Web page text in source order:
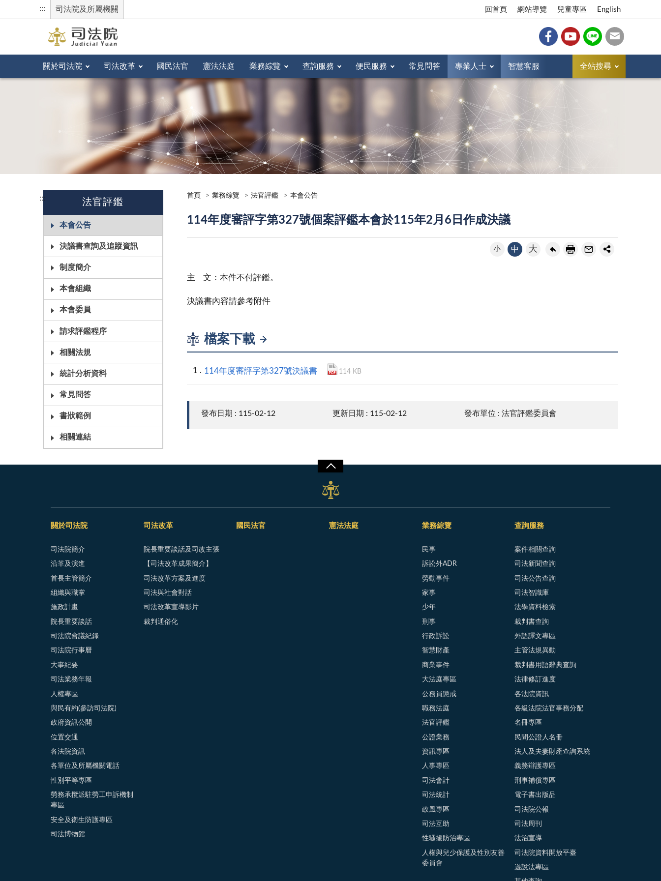
::: 司法院及所屬機關 回首頁 網站導覽 兒童專區 English
關於司法院 司法改革 國民法官 憲法法庭 業務綜覽 查詢服務 便民服務 常見問答 專業人士 智慧客服 全站搜尋
::: 法官評鑑
本會公告
決議書查詢及追蹤資訊
制度簡介
本會組織
本會委員
請求評鑑程序
相關法規
統計分析資料
常見問答
書狀範例
相關連結
首頁 業務綜覽 法官評鑑 本會公告
114年度審評字第327號個案評鑑本會於115年2月6日作成決議
小 中 大
主 文：本件不付評鑑。
決議書內容請參考附件
檔案下載
114年度審評字第327號決議書 114 KB
發布日期 : 115-02-12 更新日期 : 115-02-12 發布單位 : 法官評鑑委員會
關於司法院
司法院簡介
沿革及演進
首長主管簡介
組織與職掌
施政計畫
院長重要談話
司法院會議紀錄
司法院行事曆
大事紀要
司法業務年報
人權專區
與民有約(參訪司法院)
政府資訊公開
位置交通
各法院資訊
各單位及所屬機關電話
性別平等專區
勞務承攬派駐勞工申訴機制
專區
安全及衛生防護專區
司法博物館
司法改革
院長重要談話及司改主張
【司法改革成果簡介】
司法改革方案及進度
司法與社會對話
司法改革宣導影片
裁判通俗化
國民法官 憲法法庭 業務綜覽
民事
訴訟外ADR
勞動事件
家事
少年
刑事
行政訴訟
智慧財產
商業事件
大法庭專區
公務員懲戒
職務法庭
法官評鑑
公證業務
資訊專區
人事專區
司法會計
司法統計
政風專區
司法互助
性騷擾防治專區
人權與兒少保護及性別友善
委員會
查詢服務
案件相關查詢
司法新聞查詢
司法公告查詢
司法智識庫
法學資料檢索
裁判書查詢
外語譯文專區
主管法規異動
裁判書用語辭典查詢
法律修訂進度
各法院資訊
各級法院法官事務分配
名冊專區
民間公證人名冊
法人及夫妻財產查詢系統
義務辯護專區
刑事補償專區
電子書出版品
司法院公報
司法周刊
法治宣導
司法院資料開放平臺
遊說法專區